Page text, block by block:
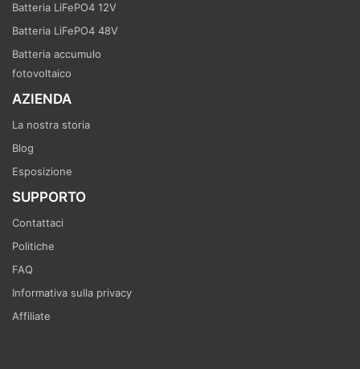
Batteria LiFePO4 12V
Batteria LiFePO4 48V
Batteria accumulo
fotovoltaico
AZIENDA
La nostra storia
Blog
Esposizione
SUPPORTO
Contattaci
Politiche
FAQ
Informativa sulla privacy
Affiliate